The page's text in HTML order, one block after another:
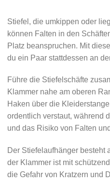
Stiefel, die umkippen oder
können Falten in den
Platz beanspruchen. Mit
du ein Paar stattdessen an
Führe die Stiefelschäfte
Klammer nahe am oberen
Haken über die
ordentlich verstaut, während
und das Risiko von Falten
Der Stiefelaufhänger besteht
der Klammer ist mit
die Gefahr von Kratzern und